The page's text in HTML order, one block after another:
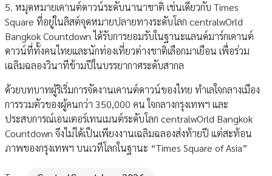
5. หมุดหมายเคานต์ดาวน์ระดับนานาชาติ เช่นเดียวกับ Times
Square ที่อยู่ในลิสต์จุดหมายปลายทางระดับโลก centralwOrld
Bangkok Countdown ได้รับการยอมรับในฐานะแลนด์มาร์กเคานต์
ดาวน์ที่ทั้งคนไทยและนักท่องเที่ยวต่างชาติเลือกมาเยือน เพื่อร่วม
เฉลิมฉลองวินาทีข้ามปีในบรรยากาศระดับสากล
ด้วยบทบาทผู้ริเริ่มการจัดงานเคานต์ดาวน์ของไทย ทำเลใจกลางเมือง
การรวมตัวของผู้คนกว่า 350,000 คน ใจกลางกรุงเทพฯ และ
ประสบการณ์เอนเตอร์เทนเมนต์ระดับโลก centralwOrld Bangkok
Countdown จึงไม่ได้เป็นเพียงงานเฉลิมฉลองส่งท้ายปี แต่สะท้อน
ภาพของกรุงเทพฯ บนเวทีโลกในฐานะ “Times Square of Asia”